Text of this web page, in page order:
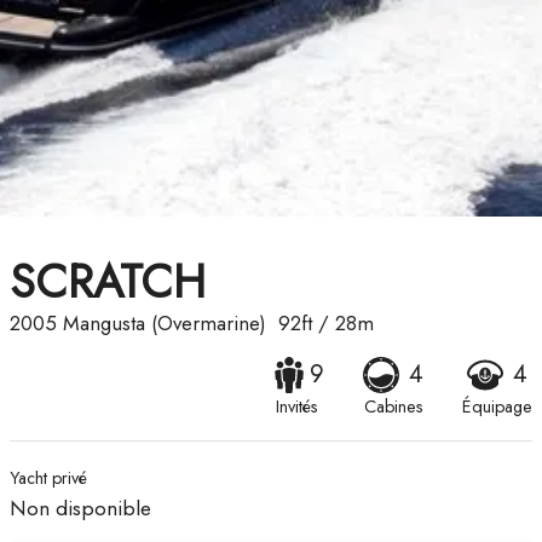
SCRATCH
2005 Mangusta (Overmarine) 92ft/ 28m
9
Invités
4
Cabines
4
Équipage
Yacht privé
Non disponible